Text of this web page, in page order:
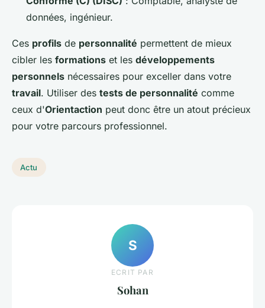
données, ingénieur.
Ces profils de personnalité permettent de mieux
cibler les formations et les développements
personnels nécessaires pour exceller dans votre
travail. Utiliser des tests de personnalité comme
ceux d'Orientaction peut donc être un atout précieux
pour votre parcours professionnel.
Actu
S
ECRIT PAR
Sohan